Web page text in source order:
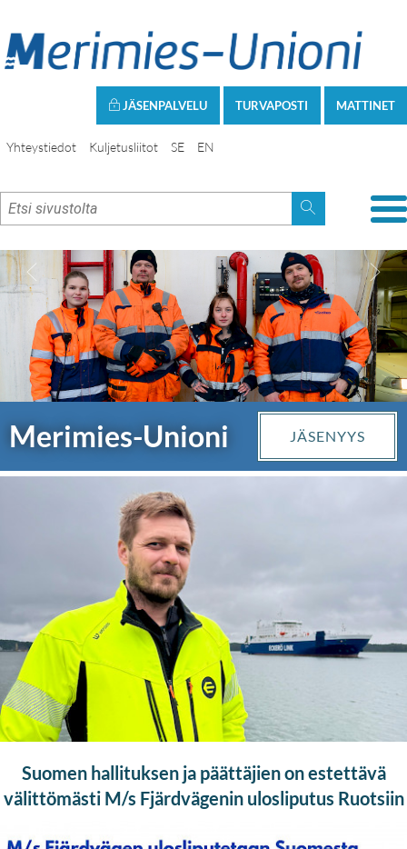
MATTINET
TURVAPOSTI
JÄSENPALVELU
Yhteystiedot Kuljetusliitot SE EN
Merimies-Unioni JÄSENYYS
Merimies-Unioni JÄSENYYS
Merimies-Unioni JÄSENYYS
Merimies-Unioni JÄSENYYS
Merimies-Unioni JÄSENYYS
Merimies-Unioni JÄSENYYS
Merimies-Unioni JÄSENYYS
Merimies-Unioni JÄSENYYS
Merimies-Unioni JÄSENYYS
Suomen hallituksen ja päättäjien on estettävä
välittömästi M/s Fjärdvägenin ulosliputus Ruotsiin